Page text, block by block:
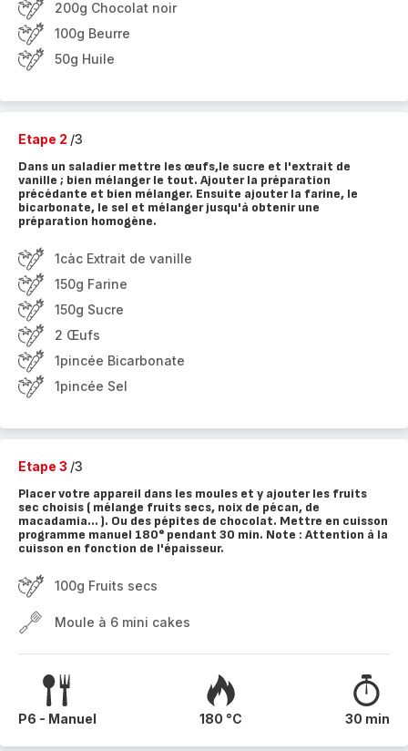
200g Chocolat noir
100g Beurre
50g Huile
Etape 2 /3
Dans un saladier mettre les œufs,le sucre et l'extrait de
vanille ; bien mélanger le tout. Ajouter la préparation
précédante et bien mélanger. Ensuite ajouter la farine, le
bicarbonate, le sel et mélanger jusqu'à obtenir une
préparation homogène.
1càc Extrait de vanille
150g Farine
150g Sucre
2 Œufs
1pincée Bicarbonate
1pincée Sel
Etape 3 /3
Placer votre appareil dans les moules et y ajouter les fruits
sec choisis ( mélange fruits secs, noix de pécan, de
macadamia... ). Ou des pépites de chocolat. Mettre en cuisson
programme manuel 180° pendant 30 min. Note : Attention à la
cuisson en fonction de l'épaisseur.
100g Fruits secs
Moule à 6 mini cakes
P6 - Manuel 180 °C 30 min